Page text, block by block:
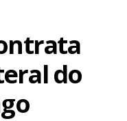
do